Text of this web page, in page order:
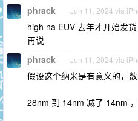
phrack Jun 11, 2024 via
high na EUV 去年才开始发
再说
phrack Jun 11, 2024 via
假设这个纳米是有意义的，
28nm 到 14nm 减了 14nm ，